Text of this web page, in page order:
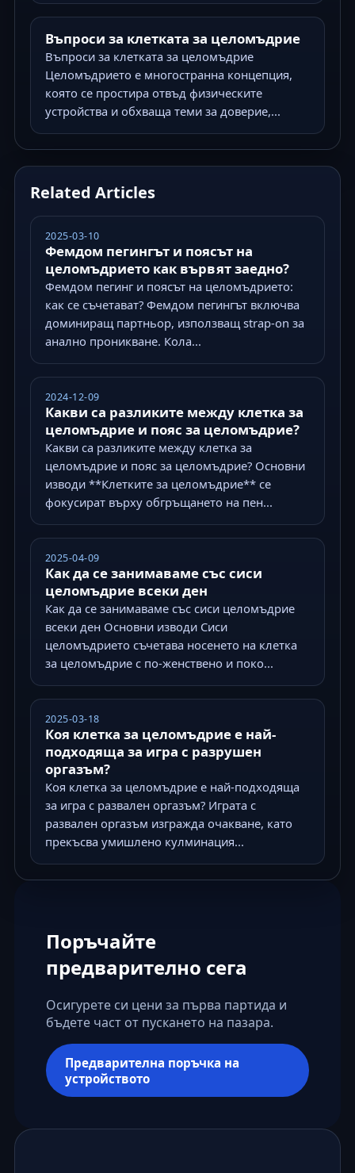
Въпроси за клетката за целомъдрие
Въпроси за клетката за целомъдрие
Целомъдрието е многостранна концепция,
която се простира отвъд физическите
устройства и обхваща теми за доверие,...
Related Articles
2025-03-10
Фемдом пегингът и поясът на
целомъдрието как вървят заедно?
Фемдом пегинг и поясът на целомъдрието:
как се съчетават? Фемдом пегингът включва
доминиращ партньор, използващ strap-on за
анално проникване. Кола...
2024-12-09
Какви са разликите между клетка за
целомъдрие и пояс за целомъдрие?
Какви са разликите между клетка за
целомъдрие и пояс за целомъдрие? Основни
изводи **Клетките за целомъдрие** се
фокусират върху обгръщането на пен...
2025-04-09
Как да се занимаваме със сиси
целомъдрие всеки ден
Как да се занимаваме със сиси целомъдрие
всеки ден Основни изводи Сиси
целомъдрието съчетава носенето на клетка
за целомъдрие с по-женствено и поко...
2025-03-18
Коя клетка за целомъдрие е най-
подходяща за игра с разрушен
оргазъм?
Коя клетка за целомъдрие е най-подходяща
за игра с развален оргазъм? Играта с
развален оргазъм изгражда очакване, като
прекъсва умишлено кулминация...
Поръчайте
предварително сега
Осигурете си цени за първа партида и
бъдете част от пускането на пазара.
Предварителна поръчка на
устройството